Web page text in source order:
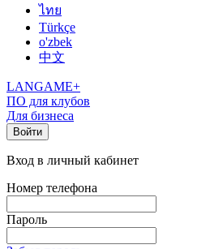
ไทย
Türkçe
o'zbek
中文
LANGAME+
ПО для клубов
Для бизнеса
Войти
Вход в личный кабинет
Номер телефона
Пароль